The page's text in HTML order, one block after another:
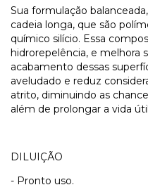
Sua formulação
cadeia longa, que são
químico silício. Essa
hidrorepelência, e melhora
acabamento dessas
aveludado e reduz
atrito, diminuindo as
além de prolongar a vida
DILUIÇÃO
- Pronto uso.